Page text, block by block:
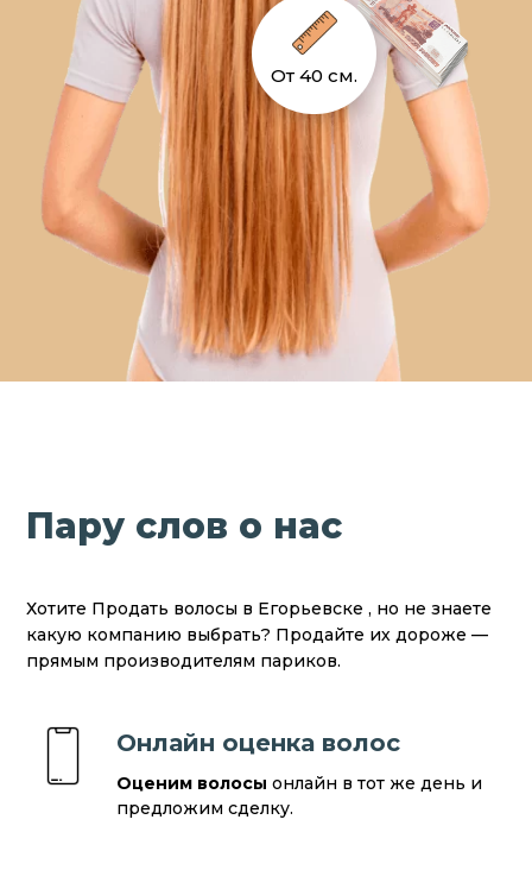
От 40 см.
Пару слов о нас
Хотите Продать волосы в Егорьевске , но не знаете
какую компанию выбрать? Продайте их дороже —
прямым производителям париков.
Онлайн оценка волос
Оценим волосы онлайн в тот же день и
предложим сделку.